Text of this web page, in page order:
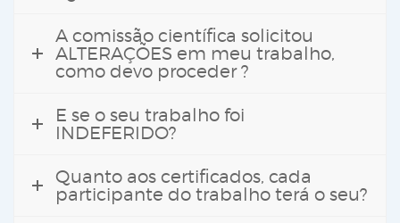
A comissão científica solicitou
ALTERAÇÕES em meu trabalho,
como devo proceder ?
E se o seu trabalho foi
INDEFERIDO?
Quanto aos certificados, cada
participante do trabalho terá o seu?